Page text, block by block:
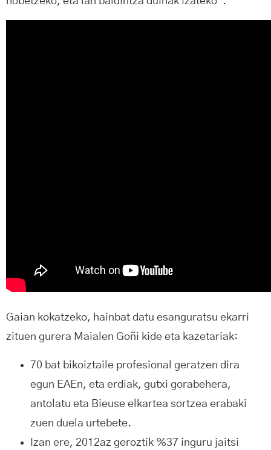
Gaian kokatzeko, hainbat datu esanguratsu ekarri
zituen gurera Maialen Goñi kide eta kazetariak:
70 bat bikoiztaile profesional geratzen dira
egun EAEn, eta erdiak, gutxi gorabehera,
antolatu eta Bieuse elkartea sortzea erabaki
zuen duela urtebete.
Izan ere, 2012az geroztik %37 inguru jaitsi